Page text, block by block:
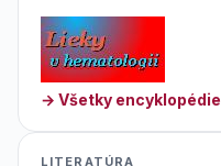
→ Všetky encyklopédie
LITERATÚRA